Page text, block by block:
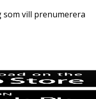
vill prenumerera